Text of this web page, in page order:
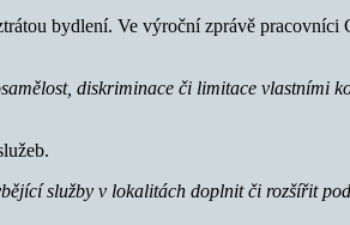
bydlení. Ve výroční zprávě pracovníci
diskriminace či limitace vlastními
služby v lokalitách doplnit či rozšířit